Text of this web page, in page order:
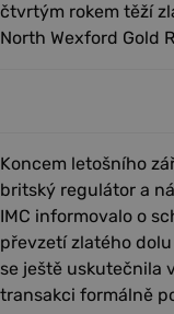
čtvrtým rokem těží
North Wexford Gold
Koncem letošního
britský regulátor a
IMC informovalo o
převzetí zlatého
se ještě uskutečnila
transakci formálně